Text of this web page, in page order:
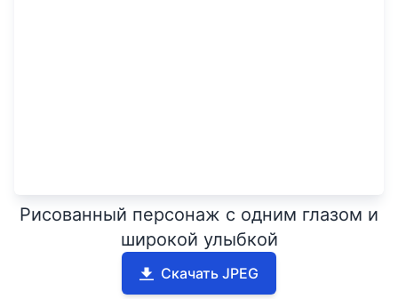
Рисованный персонаж с одним глазом и
широкой улыбкой
Скачать JPEG